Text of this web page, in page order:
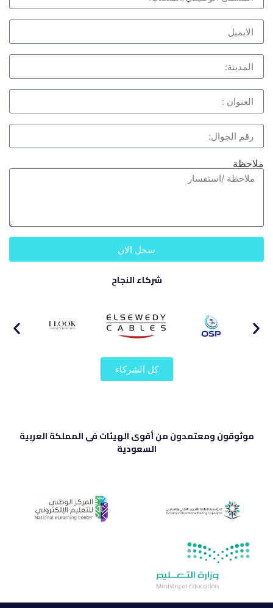
ملاحظة
سجل الان
شركاء النجاح
كل الشركاء
موثوقون ومعتمدون من أقوى الهيئات فى المملكة العربية
السعودية